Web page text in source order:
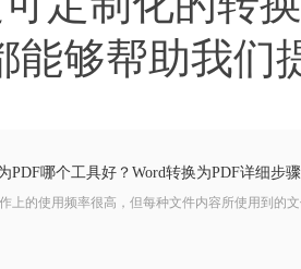
能够帮助我们
PDF哪个工具好？Word转换为PDF详细步
的使用频率很高，但每种文件内容所使用到的